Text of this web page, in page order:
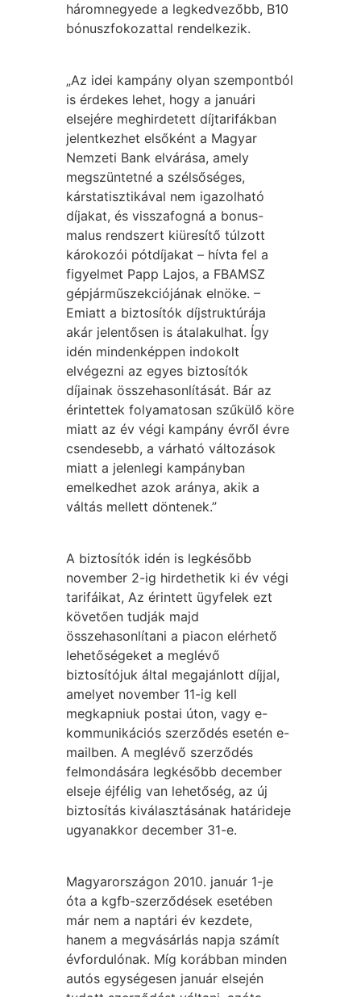
háromnegyede a legkedvezőbb, B10
bónuszfokozattal rendelkezik.
„Az idei kampány olyan szempontból
is érdekes lehet, hogy a januári
elsejére meghirdetett díjtarifákban
jelentkezhet elsőként a Magyar
Nemzeti Bank elvárása, amely
megszüntetné a szélsőséges,
kárstatisztikával nem igazolható
díjakat, és visszafogná a bonus-
malus rendszert kiüresítő túlzott
károkozói pótdíjakat – hívta fel a
figyelmet Papp Lajos, a FBAMSZ
gépjárműszekciójának elnöke. –
Emiatt a biztosítók díjstruktúrája
akár jelentősen is átalakulhat. Így
idén mindenképpen indokolt
elvégezni az egyes biztosítók
díjainak összehasonlítását. Bár az
érintettek folyamatosan szűkülő köre
miatt az év végi kampány évről évre
csendesebb, a várható változások
miatt a jelenlegi kampányban
emelkedhet azok aránya, akik a
váltás mellett döntenek.”
A biztosítók idén is legkésőbb
november 2-ig hirdethetik ki év végi
tarifáikat, Az érintett ügyfelek ezt
követően tudják majd
összehasonlítani a piacon elérhető
lehetőségeket a meglévő
biztosítójuk által megajánlott díjjal,
amelyet november 11-ig kell
megkapniuk postai úton, vagy e-
kommunikációs szerződés esetén e-
mailben. A meglévő szerződés
felmondására legkésőbb december
elseje éjfélig van lehetőség, az új
biztosítás kiválasztásának határideje
ugyanakkor december 31-e.
Magyarországon 2010. január 1-je
óta a kgfb-szerződések esetében
már nem a naptári év kezdete,
hanem a megvásárlás napja számít
évfordulónak. Míg korábban minden
autós egységesen január elsején